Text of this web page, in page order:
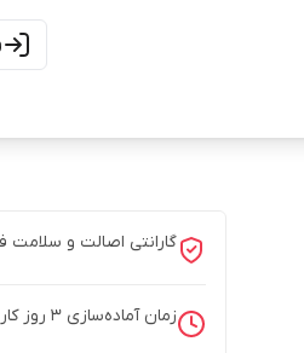
گارانتی اصالت و سلامت
زمان آماده‌سازی 3 روز